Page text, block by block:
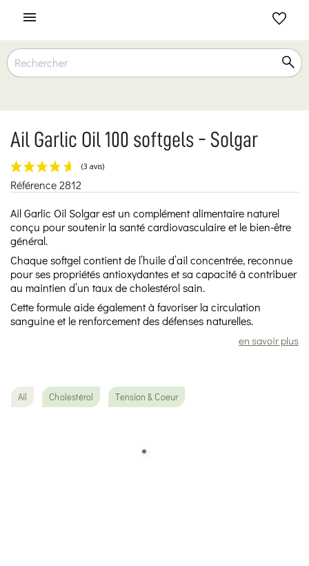

Ail Garlic Oil 100 softgels - Solgar
(3 avis)
Référence2812
Ail Garlic Oil Solgar est un complément alimentaire naturel
conçu pour soutenir la santé cardiovasculaire et le bien-être
général.
Chaque softgel contient de l’huile d’ail concentrée, reconnue
pour ses propriétés antioxydantes et sa capacité à contribuer
au maintien d’un taux de cholestérol sain.
Cette formule aide également à favoriser la circulation
sanguine et le renforcement des défenses naturelles.
en savoir plus
Ail Cholestérol Tension & Coeur